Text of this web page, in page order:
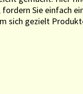
Sie einfach
sich gezielt